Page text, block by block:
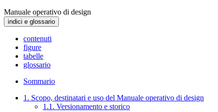
Manuale operativo di design
indici e glossario
contenuti
figure
tabelle
glossario
Sommario
1. Scopo, destinatari e uso del Manuale operativo di design
1.1. Versionamento e storico